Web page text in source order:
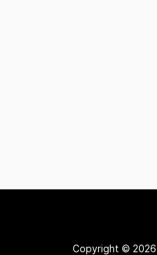
Copyright © 2026